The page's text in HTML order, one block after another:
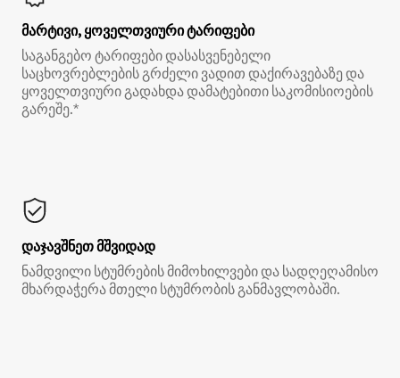
მარტივი, ყოველთვიური ტარიფები
საგანგებო ტარიფები დასასვენებელი
საცხოვრებლების გრძელი ვადით დაქირავებაზე და
ყოველთვიური გადახდა დამატებითი საკომისიოების
გარეშე.*
დაჯავშნეთ მშვიდად
ნამდვილი სტუმრების მიმოხილვები და სადღეღამისო
მხარდაჭერა მთელი სტუმრობის განმავლობაში.